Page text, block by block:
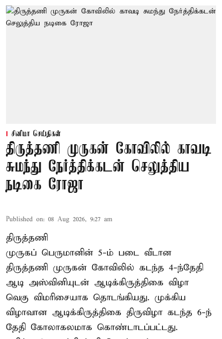
சினிமா செய்திகள்
திருத்தணி முருகன் கோவிலில் காவடி
சுமந்து நேர்த்திக்கடன் செலுத்திய
நடிகை ரோஜா
Published on: 08 Aug 2026, 9:27 am
திருத்தணி
முருகப் பெருமானின் 5-ம் படை வீடான
திருத்தணி முருகன் கோவிலில் கடந்த 4-ந்தேதி
ஆடி அஸ்வினியுடன் ஆடிக்கிருத்திகை விழா
வெகு விமரிசையாக தொடங்கியது. முக்கிய
விழாவான ஆடிக்கிருத்திகை திருவிழா கடந்த 6-ந்
தேதி கோலாகலமாக கொண்டாடப்பட்டது.